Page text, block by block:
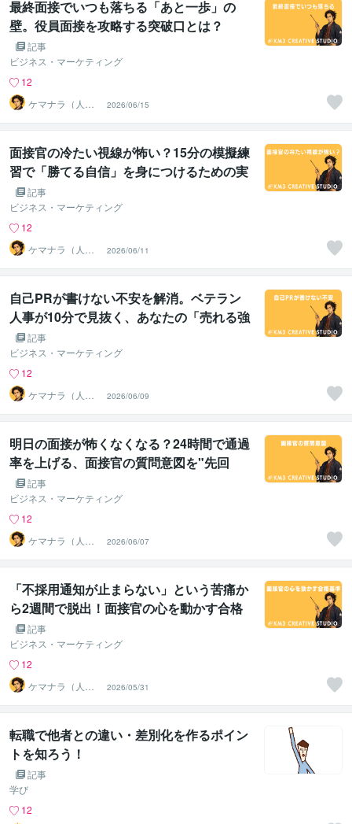
最終面接でいつも落ちる「あと一歩」の
壁。役員面接を攻略する突破口とは？
記事
ビジネス・マーケティング
12
ケマナラ（人
事・採用コンサ
ルタント）
2026/06/15
面接官の冷たい視線が怖い？15分の模擬練
習で「勝てる自信」を身につけるための実
践ステップ
記事
ビジネス・マーケティング
12
ケマナラ（人
事・採用コンサ
ルタント）
2026/06/11
自己PRが書けない不安を解消。ベテラン
人事が10分で見抜く、あなたの「売れる強
み」の引き出し方
記事
ビジネス・マーケティング
12
ケマナラ（人
事・採用コンサ
ルタント）
2026/06/09
明日の面接が怖くなくなる？24時間で通過
率を上げる、面接官の質問意図を"先回
り"する3ステップ戦略
記事
ビジネス・マーケティング
12
ケマナラ（人
事・採用コンサ
ルタント）
2026/06/07
「不採用通知が止まらない」という苦痛か
ら2週間で脱出！面接官の心を動かす合格
基準とは？
記事
ビジネス・マーケティング
12
ケマナラ（人
事・採用コンサ
ルタント）
2026/05/31
転職で他者との違い・差別化を作るポイン
トを知ろう！
記事
学び
12